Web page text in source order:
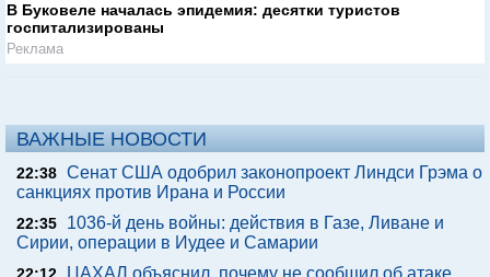
В Буковеле началась эпидемия: десятки туристов
госпитализированы
Реклама
ВАЖНЫЕ НОВОСТИ
22:38 Сенат США одобрил законопроект Линдси Грэма о
санкциях против Ирана и России
22:35
1036-й день войны: действия в Газе, Ливане и
Сирии, операции в Иудее и Самарии